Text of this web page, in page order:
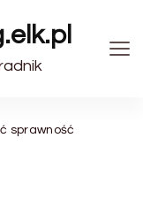
sprawność